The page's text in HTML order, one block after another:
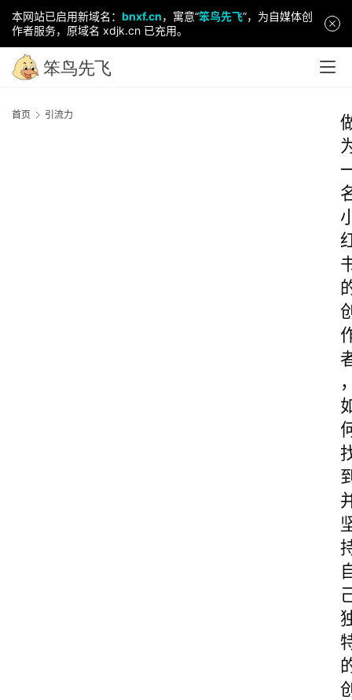
本网站已启用新域名： bnxf.cn，寓意“笨鸟先飞”，为自媒体创
作者服务，原域名 xdjk.cn 已充用。
首页 引流力